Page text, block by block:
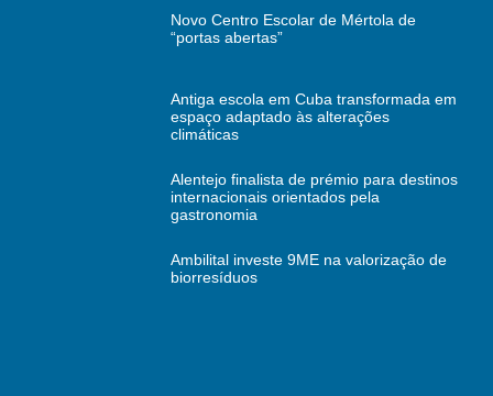
Novo Centro Escolar de Mértola de
“portas abertas”
Antiga escola em Cuba transformada em
espaço adaptado às alterações
climáticas
Alentejo finalista de prémio para destinos
internacionais orientados pela
gastronomia
Ambilital investe 9ME na valorização de
biorresíduos